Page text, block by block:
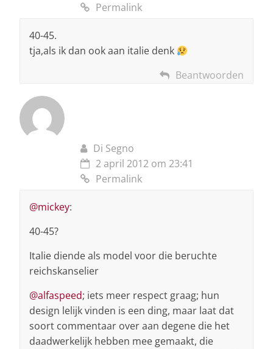
Permalink
40-45.
tja,als ik dan ook aan italie denk
Beantwoorden
Di Segno
2 april 2012 om 23:41
Permalink
@mickey:
40-45?
Italie diende als model voor die beruchte
reichskanselier
@alfaspeed; iets meer respect graag; hun
design lelijk vinden is een ding, maar laat dat
soort commentaar over aan degene die het
daadwerkelijk hebben mee gemaakt, die